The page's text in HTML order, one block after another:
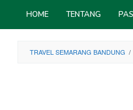
HOME TENTANG
TRAVEL SEMARANG BANDUNG /